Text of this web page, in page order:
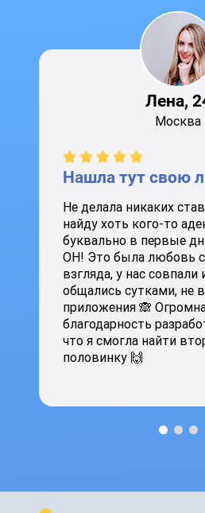
Лена,
Москва
Нашла тут свою
Не делала никаких
найду хоть кого-то
буквально в первые
ОН! Это была любовь с
взгляда, у нас
общались сутками, не
приложения 🙈
благодарность
что я смогла найти
половинку 🙌